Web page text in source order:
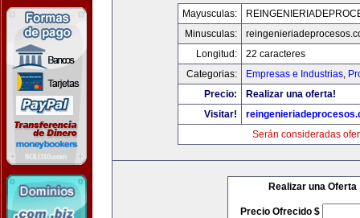
Mayusculas:
Minusculas:
Longitud:
22 caracteres
Categorias:
Empresas e Industrias,
Precio:
Realizar una oferta!
Visitar!
Serán consideradas
Realizar una Oferta
Precio Ofrecido $